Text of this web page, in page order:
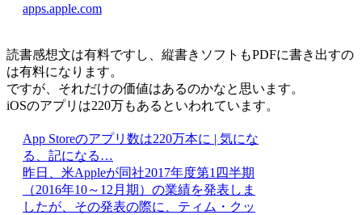
apps.apple.com
読書感想文は有料ですし、縦書きソフトもPDFに書き出すの
は有料になります。
ですが、それだけの価値はあるのかなと思います。
iOSのアプリは220万もあるといわれています。
App Storeのアプリ数は220万本に | 気にな
る、記になる…
昨日、米Appleが同社2017年度第1四半期
（2016年10～12月期）の業績を発表しま
したが、その発表の際に、ティム・クッ